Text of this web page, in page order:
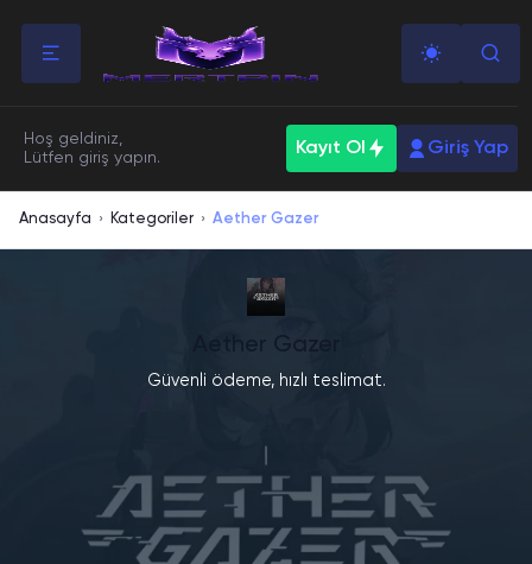
Hoş geldiniz,
Lütfen giriş yapın.
Kayıt Ol Giriş Yap
Anasayfa › Kategoriler › Aether Gazer
Güvenli ödeme, hızlı teslimat.